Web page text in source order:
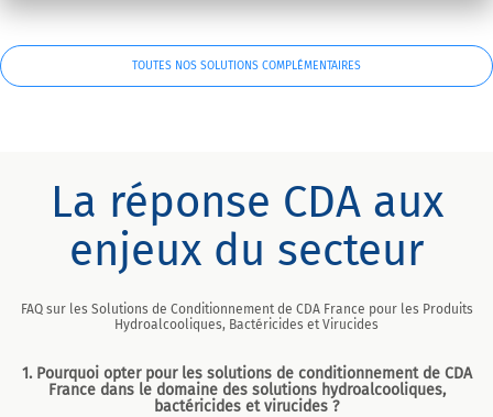
TOUTES NOS SOLUTIONS COMPLÉMENTAIRES
La réponse CDA aux
enjeux du secteur
FAQ sur les Solutions de Conditionnement de CDA France pour les Produits
Hydroalcooliques, Bactéricides et Virucides
1. Pourquoi opter pour les solutions de conditionnement de CDA
France dans le domaine des solutions hydroalcooliques,
bactéricides et virucides ?